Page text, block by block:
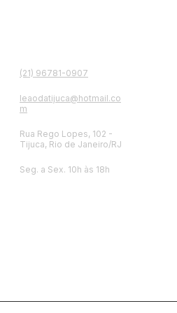
(21) 96781-0907
leaodatijuca@hotmail.co
m
Rua Rego Lopes, 102 -
Tijuca, Rio de Janeiro/RJ
Seg. a Sex. 10h às 18h